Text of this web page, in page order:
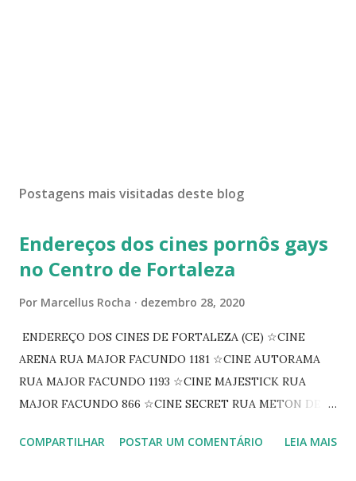
Postagens mais visitadas deste blog
Endereços dos cines pornôs gays
no Centro de Fortaleza
Por Marcellus Rocha dezembro 28, 2020
ENDEREÇO DOS CINES DE FORTALEZA (CE) ☆CINE
ARENA RUA MAJOR FACUNDO 1181 ☆CINE AUTORAMA
RUA MAJOR FACUNDO 1193 ☆CINE MAJESTICK RUA
MAJOR FACUNDO 866 ☆CINE SECRET RUA METON DE
PEIXOTO 1307 ☆CINE IRIS RUA FLORIANO PEIXOTO 1206
COMPARTILHAR POSTAR UM COMENTÁRIO LEIA MAIS